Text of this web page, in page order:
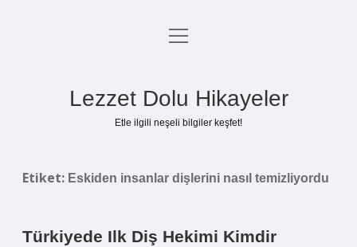
Anasayfa
menüyü
Lezzet Dolu Hikayeler
Etle ilgili neşeli bilgiler keşfet!
Etiket: Eskiden insanlar dişlerini nasıl temizliyordu
Türkiyede Ilk Diş Hekimi Kimdir